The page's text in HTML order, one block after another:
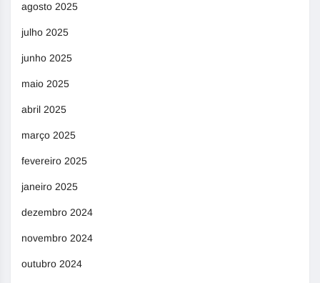
agosto 2025
julho 2025
junho 2025
maio 2025
abril 2025
março 2025
fevereiro 2025
janeiro 2025
dezembro 2024
novembro 2024
outubro 2024